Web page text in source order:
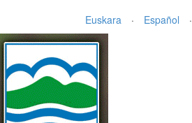
Euskara · Español ·